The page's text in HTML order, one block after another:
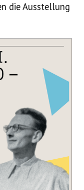
die Ausstellung